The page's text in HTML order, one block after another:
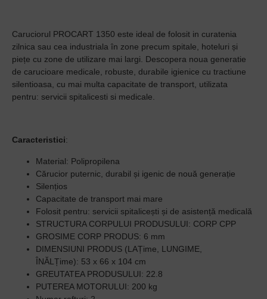
Caruciorul PROCART 1350 este ideal de folosit in curatenia
zilnica sau cea industriala în zone precum spitale, hoteluri și
piețe cu zone de utilizare mai largi. Descopera noua generatie
de carucioare medicale, robuste, durabile igienice cu tractiune
silentioasa, cu mai multa capacitate de transport, utilizata
pentru: servicii spitalicesti si medicale.
Caracteristici:
Material: Polipropilena
Cărucior puternic, durabil și igenic de nouă generație
Silențios
Capacitate de transport mai mare
Folosit pentru: servicii spitalicești și de asistență medicală
STRUCTURA CORPULUI PRODUSULUI: CORP CPP
GROSIME CORP PRODUS: 6 mm
DIMENSIUNI PRODUS (LAȚime, LUNGIME,
ÎNĂLȚime): 53 x 66 x 104 cm
GREUTATEA PRODUSULUI: 22.8
PUTEREA MOTORULUI: 200 kg